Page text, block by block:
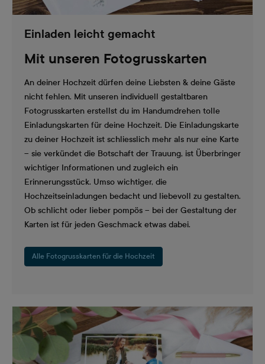
Einladen leicht gemacht
Mit unseren Fotogrusskarten
An deiner Hochzeit dürfen deine Liebsten & deine Gäste
nicht fehlen. Mit unseren individuell gestaltbaren
Fotogrusskarten erstellst du im Handumdrehen tolle
Einladungskarten für deine Hochzeit. Die Einladungskarte
zu deiner Hochzeit ist schliesslich mehr als nur eine Karte
– sie verkündet die Botschaft der Trauung, ist Überbringer
wichtiger Informationen und zugleich ein
Erinnerungsstück. Umso wichtiger, die
Hochzeitseinladungen bedacht und liebevoll zu gestalten.
Ob schlicht oder lieber pompös – bei der Gestaltung der
Karten ist für jeden Geschmack etwas dabei.
Alle Fotogrusskarten für die Hochzeit